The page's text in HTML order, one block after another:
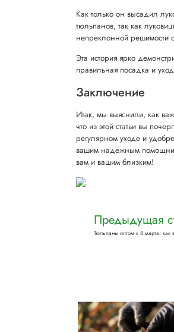
Как только он высадил
тюльпанов, так как
непреклонной решимости
Эта история ярко
правильная посадка и
Заключение
Итак, мы выяснили, как
что из этой статьи вы
регулярном уходе и
вашим надежным
вам и вашим близким!
Предыдущая
Тюльпаны оптом к 8 марта: как